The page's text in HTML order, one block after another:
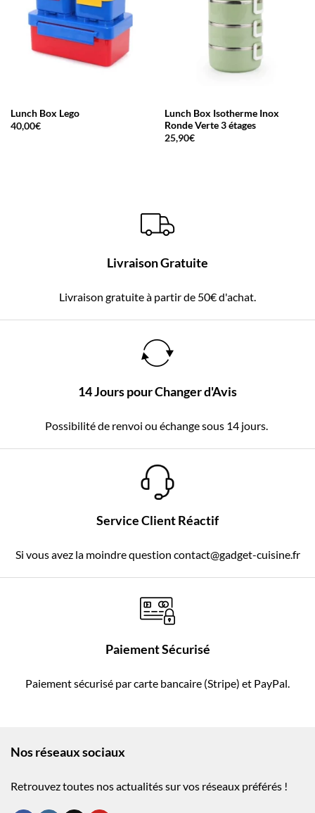
Lunch Box Lego
40,00€
Lunch Box Isotherme Inox
Ronde Verte 3 étages
25,90€
Livraison Gratuite
Livraison gratuite à partir de 50€ d'achat.
14 Jours pour Changer d'Avis
Possibilité de renvoi ou échange sous 14 jours.
Service Client Réactif
Si vous avez la moindre question contact@gadget-cuisine.fr
Paiement Sécurisé
Paiement sécurisé par carte bancaire (Stripe) et PayPal.
Nos réseaux sociaux
Retrouvez toutes nos actualités sur vos réseaux préférés !